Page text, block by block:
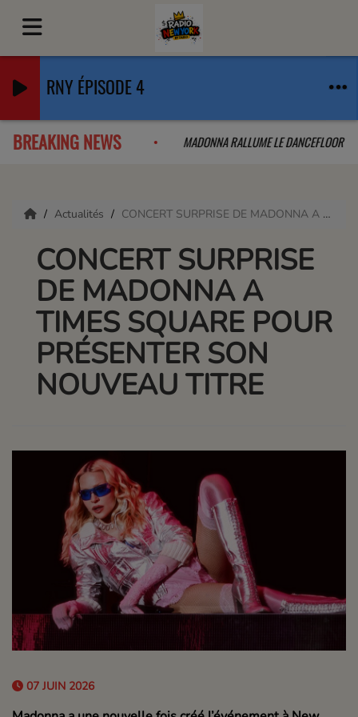
RNY ÉPISODE 4
BREAKING NEWS
QUE L'ON A PAS VU VENIR MADONNA RALLUME LE DANCEFLOOR
Actualités CONCERT SURPRISE DE MADONNA A TIMES SQUARE POUR PRÉSENTER SON NOUVEAU TITRE
CONCERT SURPRISE
DE MADONNA A
TIMES SQUARE POUR
PRÉSENTER SON
NOUVEAU TITRE
07 JUIN 2026